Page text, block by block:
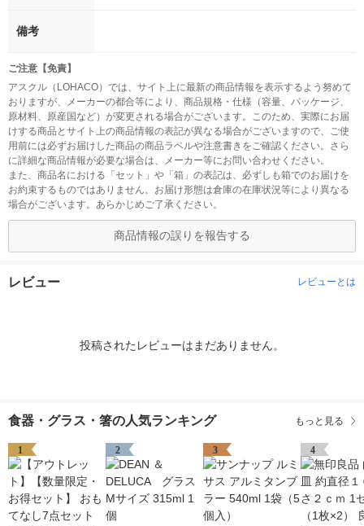
備考
ご注意【免責】
アスクル（LOHACO）では、サイト上に最新の商品情報を表示するよう努めて
おりますが、メーカーの都合等により、商品規格・仕様（容量、パッケージ、
原材料、原産国など）が変更される場合がございます。このため、実際にお届
けする商品とサイト上の商品情報の表記が異なる場合がございますので、ご使
用前には必ずお届けした商品の商品ラベルや注意書きをご確認ください。さら
に詳細な商品情報が必要な場合は、メーカー等にお問い合わせください。
また、商品名における「セット」や「箱」の表記は、必ずしも箱でのお届けを
お約束するものではありません。お届け形態は倉庫の在庫状況等により異なる
場合がございます。あらかじめご了承ください。
商品情報の誤りを報告する
レビュー レビューとは
投稿されたレビューはまだありません。
食器・グラス・箸の人気ランキング もっと見る
1 2 3 4